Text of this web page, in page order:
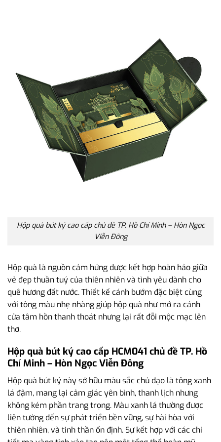
Hộp quà bút ký cao cấp chủ đề TP. Hồ Chí Minh – Hòn Ngọc
Viễn Đông
Hộp quà là nguồn cảm hứng được kết hợp hoàn hảo giữa
vẻ đẹp thuần tuý của thiên nhiên và tình yêu dành cho
quê hương đất nước. Thiết kế cánh bướm đặc biệt cùng
với tông màu nhẹ nhàng giúp hộp quà như mở ra cánh
cửa tâm hồn thanh thoát nhưng lại rất đỗi mộc mạc lên
thơ.
Hộp quà bút ký cao cấp HCM041 chủ đề TP. Hồ
Chí Minh – Hòn Ngọc Viễn Đông
Hộp quà bút ký này sở hữu màu sắc chủ đạo là tông xanh
lá đậm, mang lại cảm giác yên bình, thanh lịch nhưng
không kém phần trang trọng. Màu xanh lá thường được
liên tưởng đến sự phát triển bền vững, sự hài hòa với
thiên nhiên, và tinh thần ổn định. Sự kết hợp với các chi